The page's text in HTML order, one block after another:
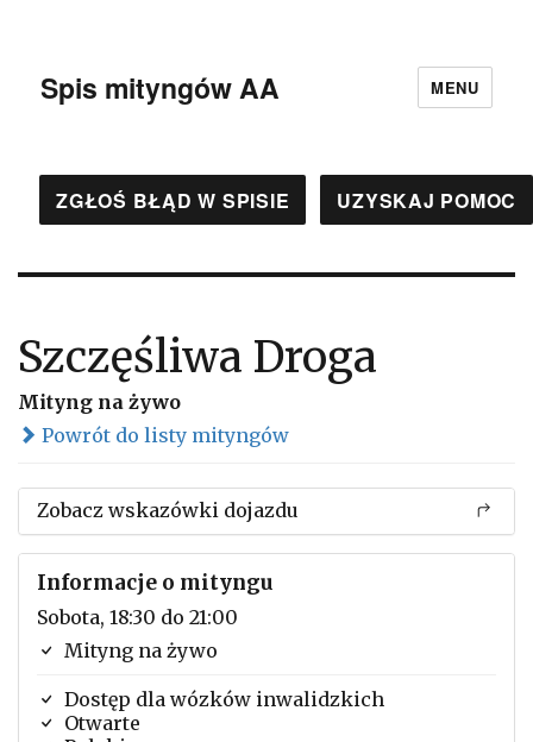
Spis mityngów AA MENU
ZGŁOŚ BŁĄD W SPISIE UZYSKAJ POMOC
Szczęśliwa Droga
Mityng na żywo
Powrót do listy mityngów
Zobacz wskazówki dojazdu
Informacje o mityngu
Sobota, 18:30 do 21:00
Mityng na żywo
Dostęp dla wózków inwalidzkich
Otwarte